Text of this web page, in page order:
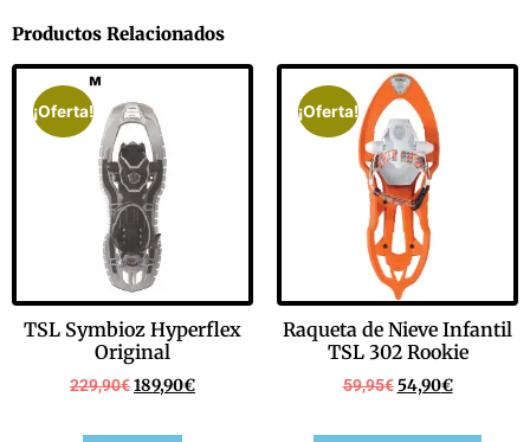
Productos Relacionados
¡Oferta!
TSL Symbioz Hyperflex
Original
229,90€189,90€
¡Oferta!
Raqueta de Nieve Infantil
TSL 302 Rookie
59,95€ 54,90€